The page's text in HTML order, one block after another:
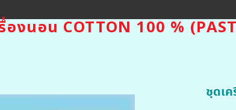
องนอน COTTON 100 %
ชุดเ